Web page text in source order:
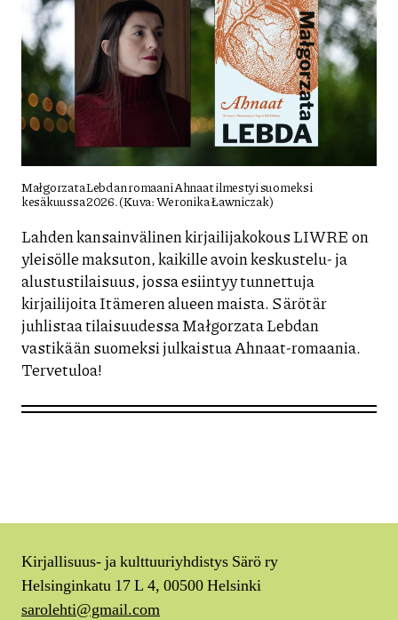
Małgorzata Lebdan romaani Ahnaat ilmestyi suomeksi
kesäkuussa 2026. (Kuva: Weronika Ławniczak)
Lahden kansainvälinen kirjailijakokous LIWRE on
yleisölle maksuton, kaikille avoin keskustelu- ja
alustustilaisuus, jossa esiintyy tunnettuja
kirjailijoita Itämeren alueen maista. Särötär
juhlistaa tilaisuudessa Małgorzata Lebdan
vastikään suomeksi julkaistua Ahnaat-romaania.
Tervetuloa!
Kirjallisuus- ja kulttuuriyhdistys Särö ry
Helsinginkatu 17 L 4, 00500 Helsinki
sarolehti@gmail.com